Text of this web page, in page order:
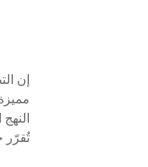
إن
تُقرّر